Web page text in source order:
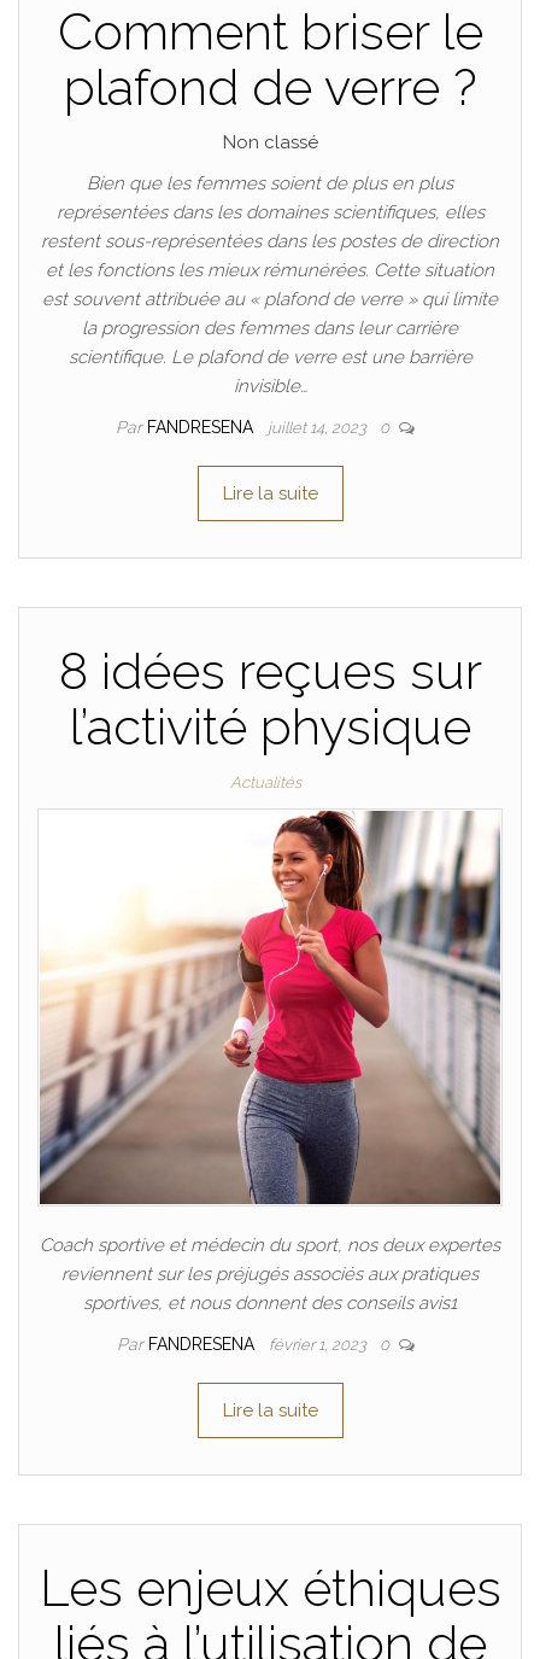
Comment briser le
plafond de verre ?
Non classé
Bien que les femmes soient de plus en plus
représentées dans les domaines scientifiques, elles
restent sous-représentées dans les postes de direction
et les fonctions les mieux rémunérées. Cette situation
est souvent attribuée au « plafond de verre » qui limite
la progression des femmes dans leur carrière
scientifique. Le plafond de verre est une barrière
invisible…
Par FANDRESENA juillet 14, 2023 0
Lire la suite
8 idées reçues sur
l’activité physique
Actualités
Coach sportive et médecin du sport, nos deux expertes
reviennent sur les préjugés associés aux pratiques
sportives, et nous donnent des conseils avis1
Par FANDRESENA février 1, 2023 0
Lire la suite
Les enjeux éthiques
liés à l’utilisation de